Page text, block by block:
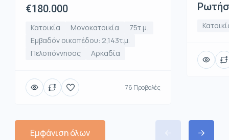
€180.000
Κατοικία Μονοκατοικία
75τ.μ.
Εμβαδόν οικοπέδου: 2,143τ.μ.
Πελοπόννησος
Αρκαδία
76 Προβολές
Εμφάνιση όλων